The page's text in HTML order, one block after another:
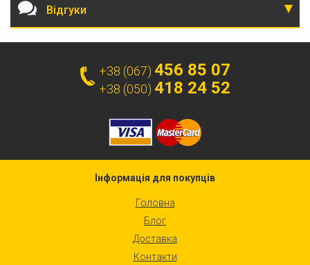
Відгуки
+38 (067) 456 85 07
+38 (050) 418 24 52
Інформація для покупців
Головна
Блог
Доставка
Контакти